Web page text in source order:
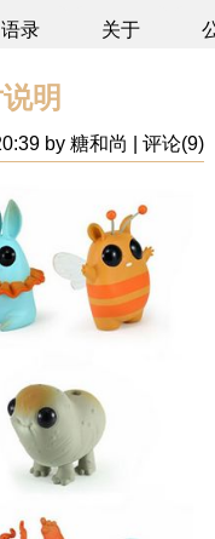
语录 关于
明
by 糖和尚 | 评论(9)